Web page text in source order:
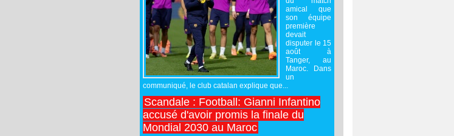
amical que
son équipe
première
devait
disputer le 15
août à
Tanger, au
Maroc. Dans
un
communiqué, le club catalan explique que...
Scandale : Football: Gianni Infantino
accusé d'avoir promis la finale du
Mondial 2030 au Maroc